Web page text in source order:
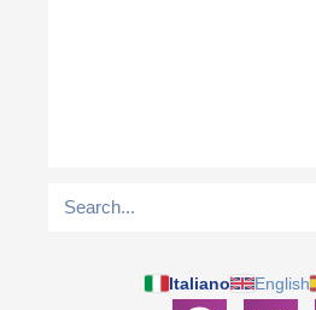
Italiano English